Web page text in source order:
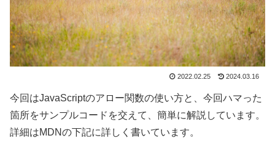
2022.02.25 2024.03.16
今回はJavaScriptのアロー関数の使い方と、今回ハマった
箇所をサンプルコードを交えて、簡単に解説しています。
詳細はMDNの下記に詳しく書いています。